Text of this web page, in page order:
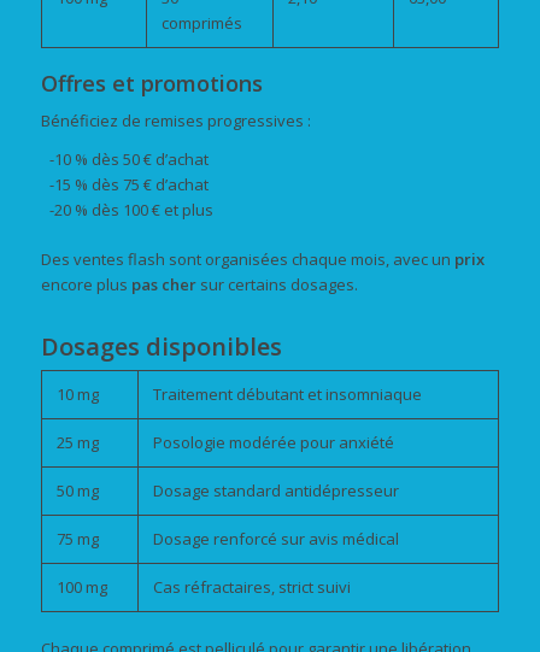
comprimés
Offres et promotions
Bénéficiez de remises progressives :
-10 % dès 50 € d’achat
-15 % dès 75 € d’achat
-20 % dès 100 € et plus
Des ventes flash sont organisées chaque mois, avec un prix
encore plus pas chersur certains dosages.
Dosages disponibles
10 mg Traitement débutant et insomniaque
25 mg Posologie modérée pour anxiété
50 mg Dosage standard antidépresseur
75 mg Dosage renforcé sur avis médical
100 mg Cas réfractaires, strict suivi